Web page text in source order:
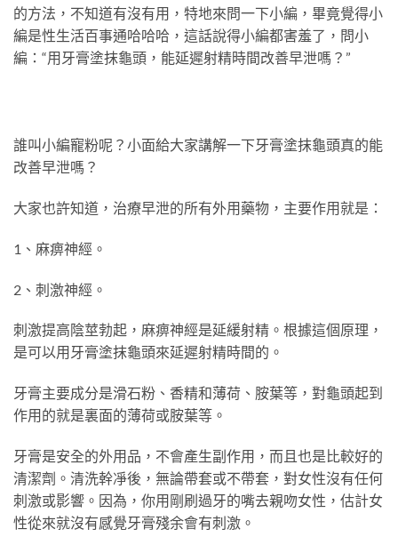
的方法，不知道有沒有用，特地來問一下小編，畢竟覺得小
編是性生活百事通哈哈哈，這話說得小編都害羞了，問小
編：“用牙膏塗抹龜頭，能延遲射精時間改善早泄嗎？”
誰叫小編寵粉呢？小面給大家講解一下牙膏塗抹龜頭真的能
改善早泄嗎？
大家也許知道，治療早泄的所有外用藥物，主要作用就是：
1、麻痹神經。
2、刺激神經。
刺激提高陰莖勃起，麻痹神經是延緩射精。根據這個原理，
是可以用牙膏塗抹龜頭來延遲射精時間的。
牙膏主要成分是滑石粉、香精和薄荷、胺葉等，對龜頭起到
作用的就是裏面的薄荷或胺葉等。
牙膏是安全的外用品，不會產生副作用，而且也是比較好的
清潔劑。清洗幹凈後，無論帶套或不帶套，對女性沒有任何
刺激或影響。因為，你用剛刷過牙的嘴去親吻女性，估計女
性從來就沒有感覺牙膏殘余會有刺激。